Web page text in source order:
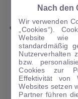
|15
Hyundai
1.0 T-GDI Trend
19.196 km· 08/2023·
Nach den
Wir verwenden
„Cookies“).
Website wie
standardmäßig
Nutzerverhalten
bzw.
Cookies zur
Effektivität von
Websites setzen
Partner führen